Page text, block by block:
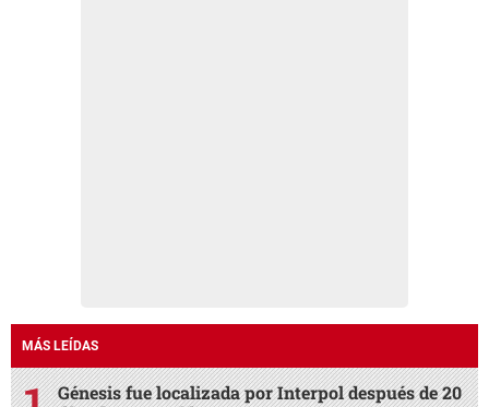
MÁS LEÍDAS
Génesis fue localizada por Interpol después de 20